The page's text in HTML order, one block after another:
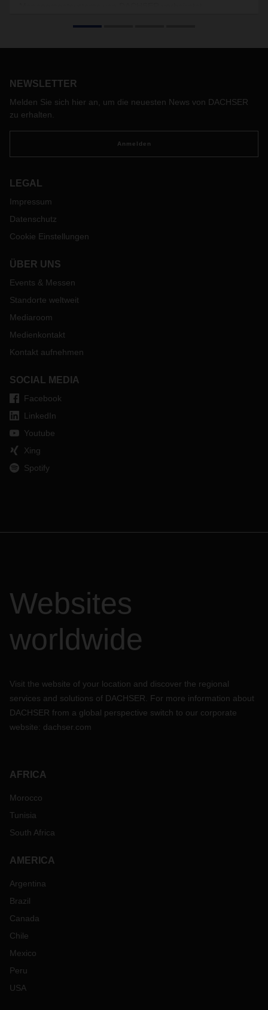
NEWSLETTER
Melden Sie sich hier an, um die neuesten News von DACHSER
zu erhalten.
Anmelden
LEGAL
Impressum
Datenschutz
Cookie Einstellungen
ÜBER UNS
Events & Messen
Standorte weltweit
Mediaroom
Medienkontakt
Kontakt aufnehmen
SOCIAL MEDIA
Facebook
LinkedIn
Youtube
Xing
Spotify
Websites
worldwide
Visit the website of your location and discover the regional
services and solutions of DACHSER. For more information about
DACHSER from a global perspective switch to our corporate
website: dachser.com
AFRICA
Morocco
Tunisia
South Africa
AMERICA
Argentina
Brazil
Canada
Chile
Mexico
Peru
USA